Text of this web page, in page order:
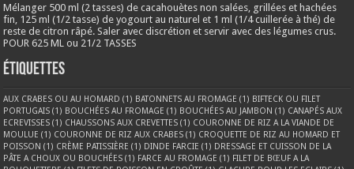
Mélanger 500 ml (2 tasses) de cacahouètes non salées, grillées et hachées
fin, 125 ml (1/2 tasse) de yogourt au naturel et 1 ml (1/4 cuillerée à thé) de
reste de citron râpé. Saler avec discrétion et servir avec des légumes crus.
POUR 625 ML ou 21/2 TASSES
Étiquettes
AUX CRABES OU AU HOMARD (1) BATONNETS AU FROMAGE (1) BIFTECK OU FILET
PORTUGAIS (1) BOUCHÉES AU FROMAGE (1) BOUCHÉES AU JAMBON (1) CANAPÉS AUX
ECREVISSES (1) CHAUSSONS AUX CREVETTES (1) COURONNE DE RIZ A LA VIANDE DE
MOULUE (1) COURONNE DE RIZ AUX CRABES (1) CROQUETTE DE RIZ AU HOMARD ET
POISSON (1) CRÈME PATISSIÈRE (1) DINDE FARCIE (1) DRESSAGE ET CUISSON DE LA
PÂTE A CHOUX OU BOUCHÉES (1) FARCE AU FROMAGE (1) FILET DE BŒUF A LA